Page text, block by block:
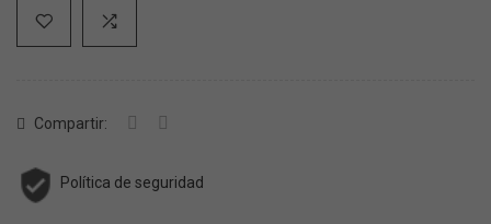
Compartir:
Política de seguridad